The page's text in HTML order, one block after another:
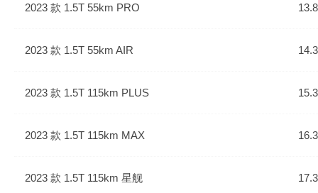
2023 款 1.5T 55km PRO
2023 款 1.5T 55km AIR
2023 款 1.5T 115km PLUS
2023 款 1.5T 115km MAX
2023 款 1.5T 115km 星舰